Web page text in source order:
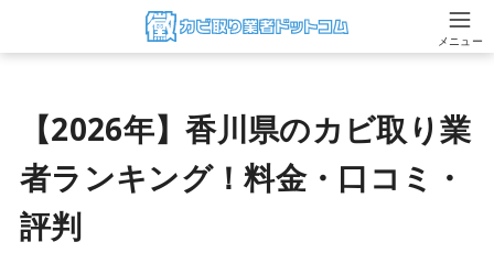
メニュー
【2026年】香川県のカビ取り業
者ランキング！料金・口コミ・
評判